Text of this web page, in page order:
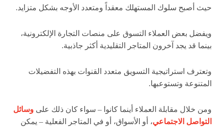
حيث أصبح سلوك المستهلك معقداً ومتعدد الأوجه بشكل متزايد.
ويفضل بعض العملاء التسوق على منصات التجارة الإلكترونية،
بينما قد يجد آخرون المتاجر التقليدية أكثر جاذبية.
وتعترف استراتيجية التسويق متعدد القنوات بهذه التفضيلات
المتنوعة وتستوعبها.
ومن خلال مقابلة العملاء أينما كانوا – سواء كان ذلك على وسائل
التواصل الاجتماعي، أو الأسواق، أو في المتاجر الفعلية – يمكن